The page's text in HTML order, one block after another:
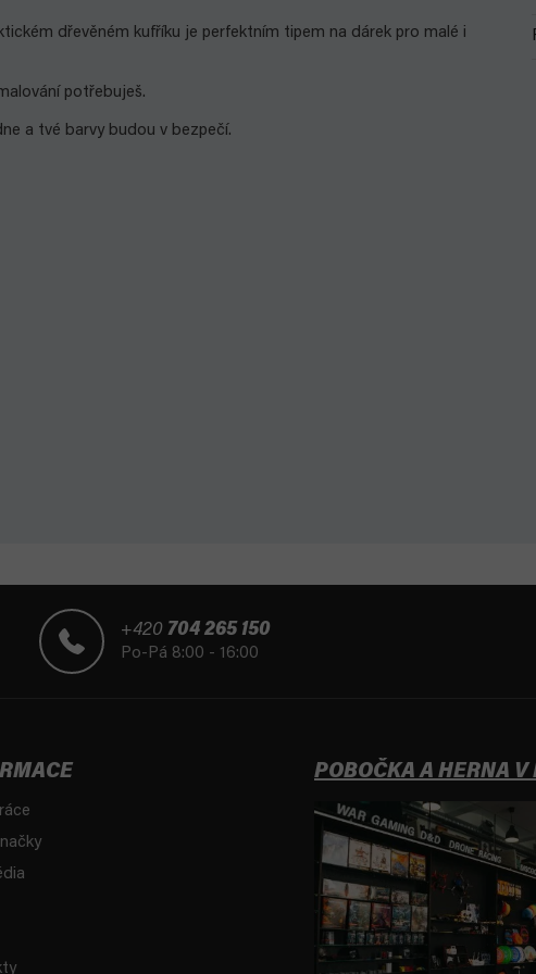
dřevěném kufříku je perfektním tipem na dárek pro malé i
potřebuješ.
a tvé barvy budou v bezpečí.
+420 704 265 150
Po-Pá 8:00 - 16:00
POBOČKA A HERNA V